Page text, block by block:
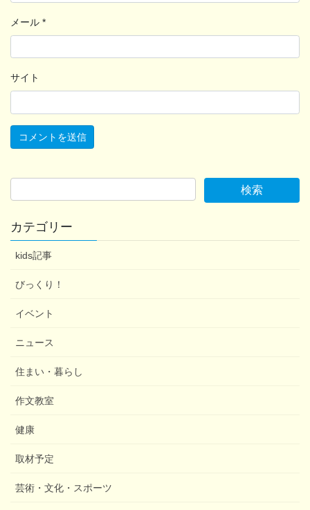
メール *
サイト
カテゴリー
kids記事
びっくり！
イベント
ニュース
住まい・暮らし
作文教室
健康
取材予定
芸術・文化・スポーツ